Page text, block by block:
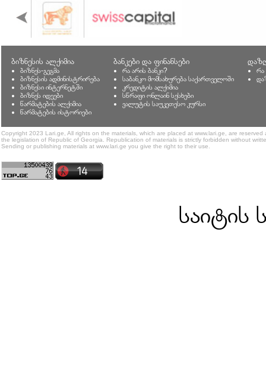
ბიზნესის ალქიმია
ბიზნეს-გეგმა
ბიზნესის ადმინისტრირება
ბიზნესი ინტერნეტში
ბიზნეს იდეები
წარმატების ალქიმია
წარმატების ისტორიები
ბანკები და ფინანსები
რა არის ბანკი?
საბანკო მომსახურება საქართველოში
კრედიტის ალქიმია
სწრაფი ონლაინ სესხები
ვალუტის საუკეთესო კურსი
რა
Copyright 2023 Lari.ge, All rights on the materials, which are placed at www.lari.ge, are
the legislation of Republic of Georgia. Republication of materials is strictly forbidden without
Sending or publishing materials at www.lari.ge you give the right to their use.
საიტის